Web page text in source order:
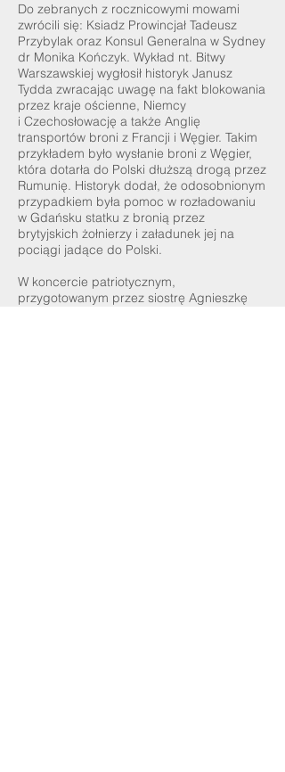
Do zebranych z rocznicowymi mowami
zwrócili się: Ksiadz Prowincjał Tadeusz
Przybylak oraz Konsul Generalna w Sydney
dr Monika Kończyk. Wykład nt. Bitwy
Warszawskiej wygłosił historyk Janusz
Tydda zwracając uwagę na fakt blokowania
przez kraje ościenne, Niemcy
i Czechosłowację a także Anglię
transportów broni z Francji i Węgier. Takim
przykładem było wysłanie broni z Węgier,
która dotarła do Polski dłuższą drogą przez
Rumunię. Historyk dodał, że odosobnionym
przypadkiem była pomoc w rozładowaniu
w Gdańsku statku z bronią przez
brytyjskich żołnierzy i załadunek jej na
pociągi jadące do Polski.
W koncercie patriotycznym,
przygotowanym przez siostrę Agnieszkę